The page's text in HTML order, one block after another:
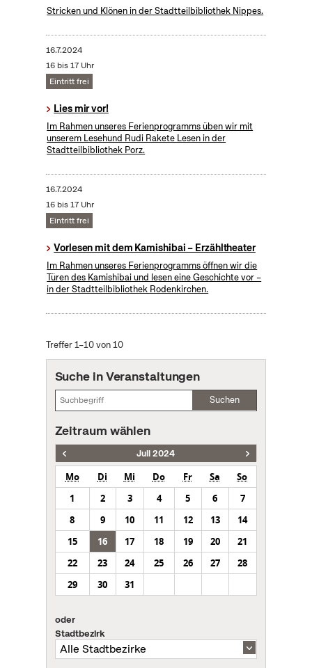
Stricken und Klönen in der Stadtteilbibliothek Nippes.
16.7.2024
16 bis 17 Uhr
Eintritt frei
Lies mir vor!
Im Rahmen unseres Ferienprogramms üben wir mit
unserem Lesehund Rudi Rakete Lesen in der
Stadtteilbibliothek Porz.
16.7.2024
16 bis 17 Uhr
Eintritt frei
Vorlesen mit dem Kamishibai – Erzähltheater
Im Rahmen unseres Ferienprogramms öffnen wir die
Türen des Kamishibai und lesen eine Geschichte vor –
in der Stadtteilbibliothek Rodenkirchen.
Treffer 1–10 von 10
Suche in Veranstaltungen
Suchen
Zeitraum wählen
Juli 2024
Mo Di Mi Do Fr Sa
So
1
2 3 4 5 6
7
8
9 10 11 12 13
14
15
16 17 18 19 20
21
22
23 24 25 26 27
28
29
30 31
oder
Stadtbezirk